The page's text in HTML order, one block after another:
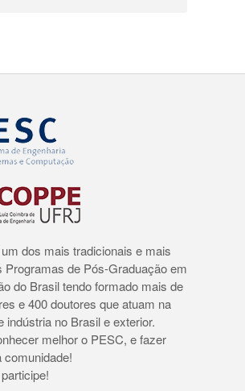
dos mais tradicionais e mais
Programas de Pós-Graduação em
do Brasil tendo formado mais de
e 400 doutores que atuam na
indústria no Brasil e exterior.
melhor o PESC, e fazer
comunidade!